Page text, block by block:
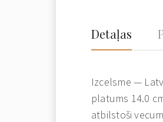
Detaļas
Izcelsme —
platums 14.0
atbilstoši